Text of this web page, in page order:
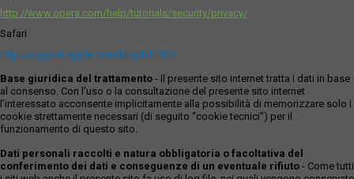
http://www.opera.com/help/tutorials/security/privacy/
Safari
http://support.apple.com/kb/ph11920
Base giuridica del trattamento - Il presente sito internet tratta i dati in base
al consenso. Con l'uso o la consultazione del presente sito internet
l’interessato acconsente implicitamente alla possibilità di memorizzare solo i
cookie strettamente necessari (di seguito “cookie tecnici”) per il
funzionamento di questo sito.
Dati personali raccolti e natura obbligatoria o facoltativa del
conferimento dei dati e conseguenze di un eventuale rifiuto - Come tutti